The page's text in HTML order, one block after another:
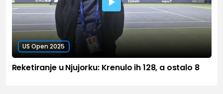
US Open 2025
Reketiranje u Njujorku: Krenulo ih 128, a ostalo 8